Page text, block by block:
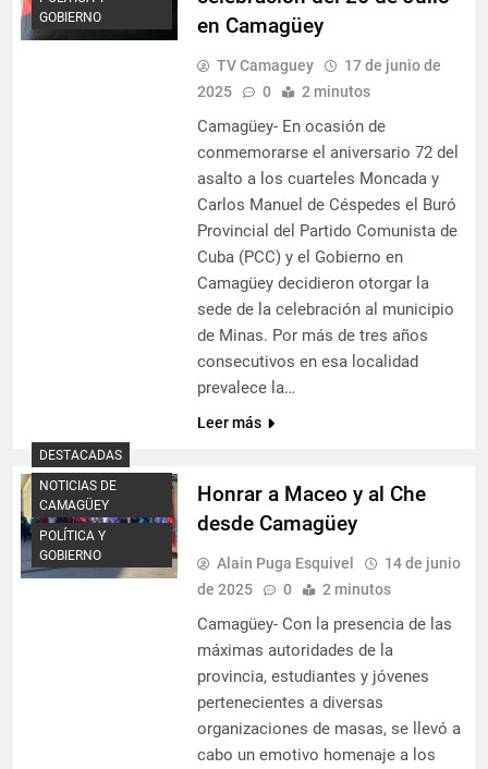
GOBIERNO
en Camagüey
TV Camaguey
17 de junio de
2025
0 2 minutos
Camagüey- En ocasión de
conmemorarse el aniversario 72 del
asalto a los cuarteles Moncada y
Carlos Manuel de Céspedes el Buró
Provincial del Partido Comunista de
Cuba (PCC) y el Gobierno en
Camagüey decidieron otorgar la
sede de la celebración al municipio
de Minas. Por más de tres años
consecutivos en esa localidad
prevalece la…
Leer más
DESTACADAS
NOTICIAS DE
CAMAGÜEY
POLÍTICA Y
GOBIERNO
Honrar a Maceo y al Che
desde Camagüey
Alain Puga Esquivel
14 de junio
de 2025
0 2 minutos
Camagüey- Con la presencia de las
máximas autoridades de la
provincia, estudiantes y jóvenes
pertenecientes a diversas
organizaciones de masas, se llevó a
cabo un emotivo homenaje a los